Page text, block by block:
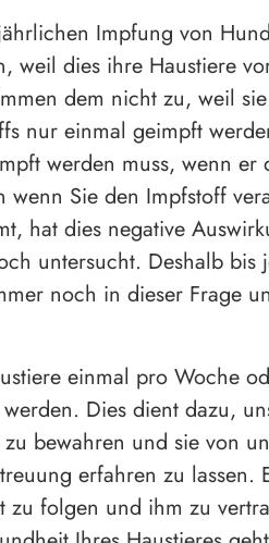
Impfung von
weil dies ihre Haustiere
dem nicht zu, weil
nur einmal geimpft
werden muss, wenn er
wenn Sie den Impfstoff
hat dies negative
untersucht. Deshalb bis
noch in dieser Frage
einmal pro Woche
Dies dient dazu,
bewahren und sie von
erfahren zu lassen.
zu folgen und ihm zu